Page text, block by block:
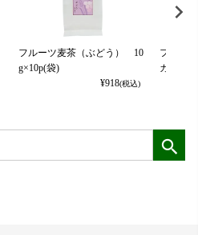
フルーツ麦茶（ぶどう） 10
g×10p(袋)
¥918(税込)
フルー
カット